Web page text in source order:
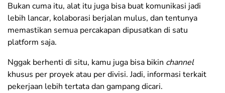
Bukan cuma itu, alat itu juga bisa buat komunikasi jadi
lebih lancar, kolaborasi berjalan mulus, dan tentunya
memastikan semua percakapan dipusatkan di satu
platform saja.
Nggak berhenti di situ, kamu juga bisa bikin channel
khusus per proyek atau per divisi. Jadi, informasi terkait
pekerjaan lebih tertata dan gampang dicari.